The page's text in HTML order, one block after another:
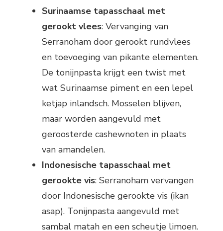
Surinaamse tapasschaal met
gerookt vlees: Vervanging van
Serranoham door gerookt rundvlees
en toevoeging van pikante elementen.
De tonijnpasta krijgt een twist met
wat Surinaamse piment en een lepel
ketjap inlandsch. Mosselen blijven,
maar worden aangevuld met
geroosterde cashewnoten in plaats
van amandelen.
Indonesische tapasschaal met
gerookte vis: Serranoham vervangen
door Indonesische gerookte vis (ikan
asap). Tonijnpasta aangevuld met
sambal matah en een scheutje limoen.